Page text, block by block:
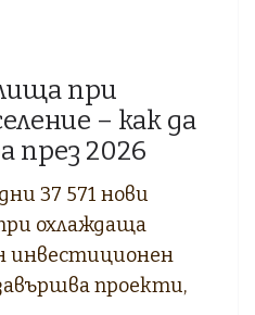
при
– как да
през 2026
37 571 нови
охлаждаща
инвестиционен
проекти,